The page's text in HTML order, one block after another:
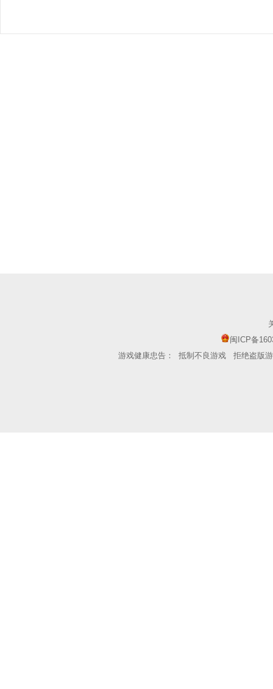
闽ICP备
游戏健康忠告：
抵制不良游戏 拒绝盗版